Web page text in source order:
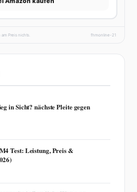
Preis nichts. fhmonline-21
in Sicht? nächste Pleite gegen
Test: Leistung, Preis &